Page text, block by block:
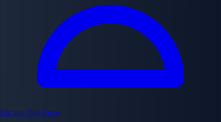
Eiichiro Oda Arcos